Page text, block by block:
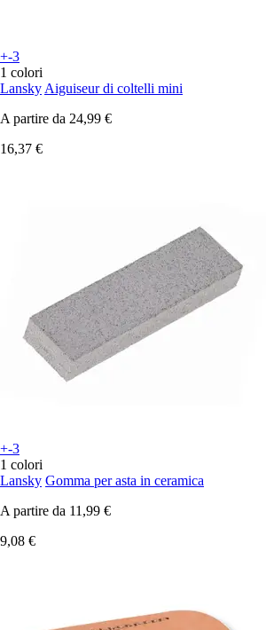
+-3
1 colori
Lansky Aiguiseur di coltelli mini
A partire da 24,99 €
16,37 €
+-3
1 colori
Lansky Gomma per asta in ceramica
A partire da 11,99 €
9,08 €